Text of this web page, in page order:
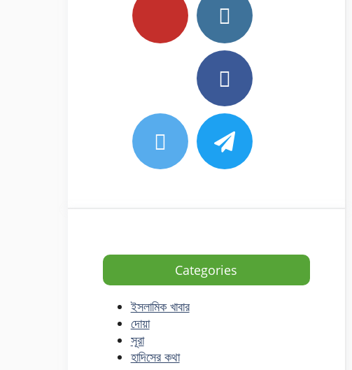
Categories
ইসলামিক খাবার
দোয়া
সূরা
হাদিসের কথা